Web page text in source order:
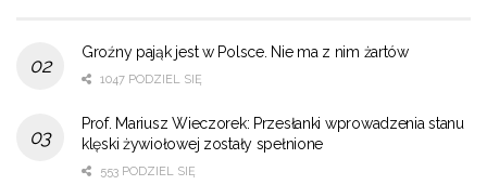
Groźny pająk jest w Polsce. Nie ma z nim żartów
1047 PODZIEL SIĘ
Prof. Mariusz Wieczorek: Przesłanki wprowadzenia stanu
klęski żywiołowej zostały spełnione
553 PODZIEL SIĘ